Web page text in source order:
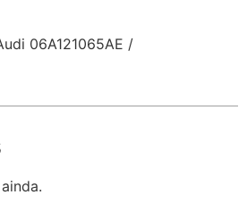
06A121065AE /